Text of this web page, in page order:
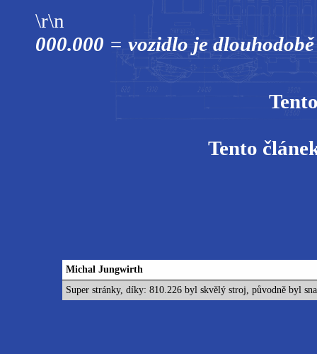
\r\n
000.000 = vozidlo je
Tento
Michal Jungwirth
Super stránky, díky: 810.226 byl skvělý stroj, původně byl